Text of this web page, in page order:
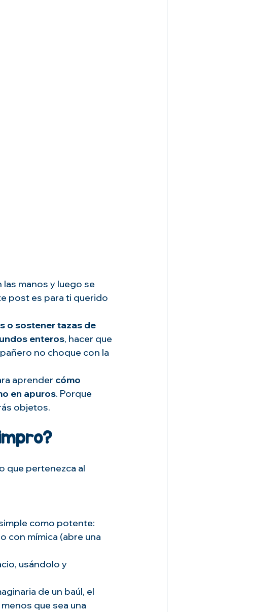
manos y luego se
post es para ti querido
o sostener tazas de
enteros, hacer que
no choque con la
aprender cómo
en apuros. Porque
objetos.
que pertenezca al
como potente:
con mímica (abre una
usándolo y
de un baúl, el
que sea una